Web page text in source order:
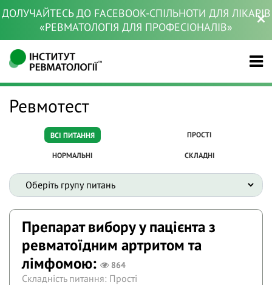
ДОЛУЧАЙТЕСЬ ДО FACEBOOK-СПІЛЬНОТИ ДЛЯ ЛІКАРІВ
«РЕВМАТОЛОГІЯ ДЛЯ ПРОФЕСІОНАЛІВ»
Ревмотест
ВСІ ПИТАННЯ ПРОСТІ
НОРМАЛЬНІ СКЛАДНІ
Препарат вибору у пацієнта з
ревматоїдним артритом та
лімфомою:
864
Складність питання: Прості